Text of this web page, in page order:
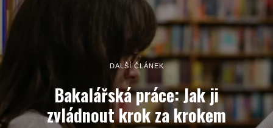
DALŠÍ ČLÁNEK
Bakalářská práce: Jak ji
zvládnout krok za krokem